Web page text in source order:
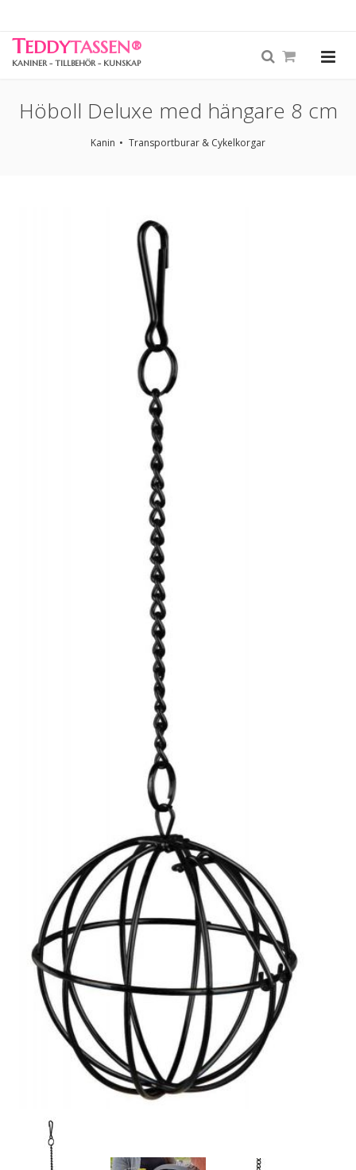
TEDDYTASSEN®
KANINER - TILLBEHÖR - KUNSKAP
Höboll Deluxe med hängare 8 cm
Kanin Transportburar & Cykelkorgar